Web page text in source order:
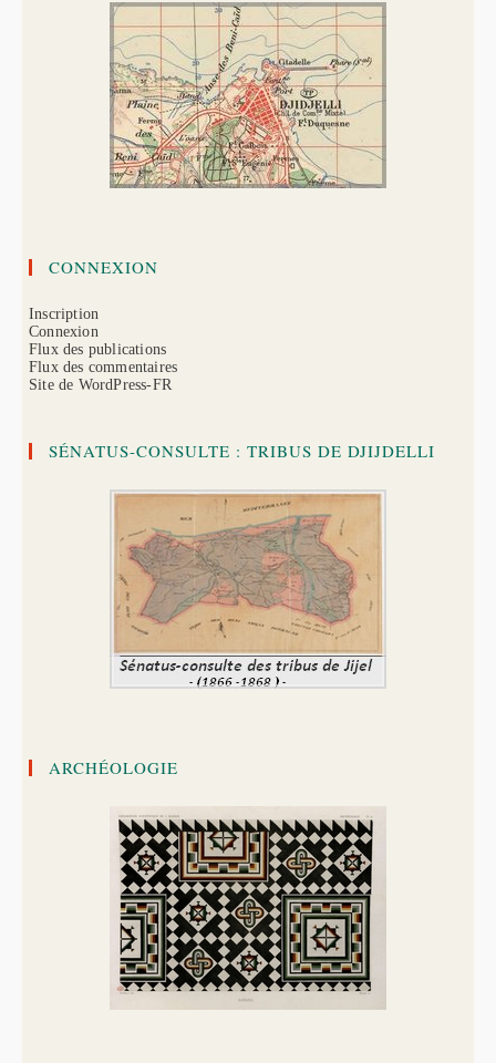
CONNEXION
Inscription
Connexion
Flux des publications
Flux des commentaires
Site de WordPress-FR
SÉNATUS-CONSULTE : TRIBUS DE DJIJDELLI
ARCHÉOLOGIE